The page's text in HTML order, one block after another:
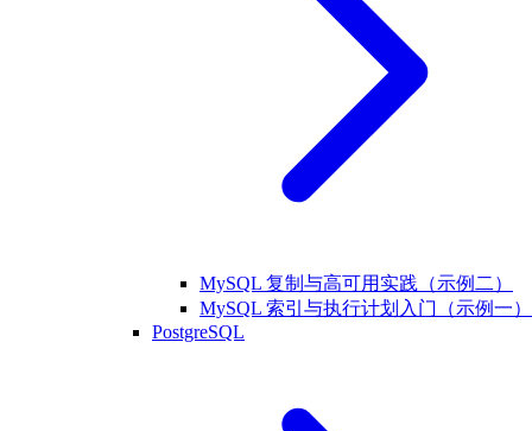
MySQL 复制与高可用实践（示例二）
MySQL 索引与执行计划入门（示例一）
PostgreSQL